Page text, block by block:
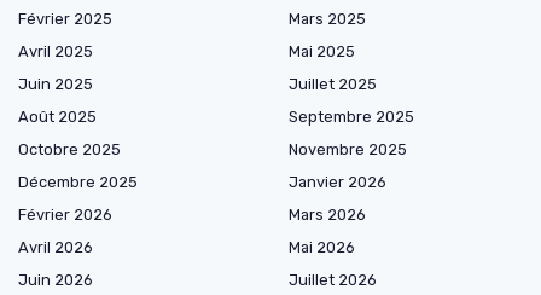
Février 2025
Mars 2025
Avril 2025
Mai 2025
Juin 2025
Juillet 2025
Août 2025
Septembre 2025
Octobre 2025
Novembre 2025
Décembre 2025
Janvier 2026
Février 2026
Mars 2026
Avril 2026
Mai 2026
Juin 2026
Juillet 2026